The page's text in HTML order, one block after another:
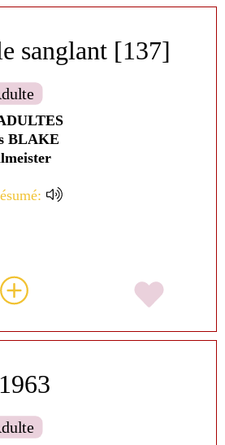
sanglant [137]
BLAKE